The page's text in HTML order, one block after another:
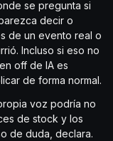
se pregunta si
decir o
de un evento real o
Incluso si eso no
off de IA es
de forma normal.
voz podría no
de stock y los
de duda, declara.